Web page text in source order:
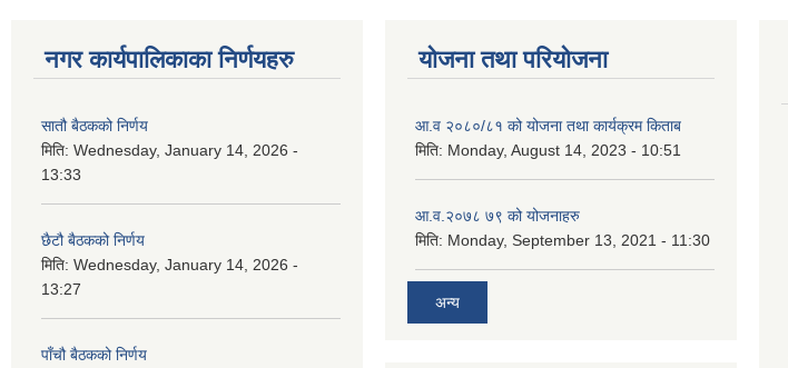
नगर कार्यपालिकाका निर्णयहरु
सातौ बैठकको निर्णय
मिति: Wednesday, January 14, 2026 -
13:33
छैटौ बैठकको निर्णय
मिति: Wednesday, January 14, 2026 -
13:27
पाँचौ बैठकको निर्णय
योजना तथा परियोजना
आ.व २०८०/८१ को योजना तथा कार्यक्रम किताब
मिति: Monday, August 14, 2023 - 10:51
आ.व.२०७८ ७९ को योजनाहरु
मिति: Monday, September 13, 2021 - 11:30
अन्य